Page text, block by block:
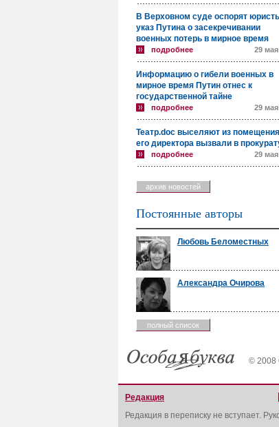
В Верховном суде оспорят
указ Путина о засекречивании
военных потерь в мирное время
подробнее 29
Информацию о гибели военных в
мирное время Путин отнес к
государственной тайне
подробнее 29
Театр.doc выселяют из
его директора вызвали в
подробнее 29
архив новостей
Постоянные авторы
Любовь Беломестных
Александра Очирова
полный список
© 2008
Редакция
Редакция в переписку не вступает.